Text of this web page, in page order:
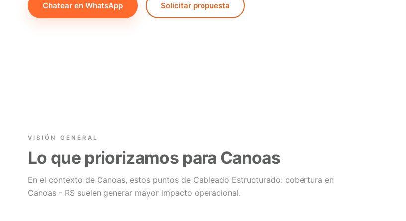
Chatear en WhatsApp Solicitar propuesta
VISIÓN GENERAL
Lo que priorizamos para Canoas
En el contexto de Canoas, estos puntos de Cableado Estructurado: cobertura en
Canoas - RS suelen generar mayor impacto operacional.